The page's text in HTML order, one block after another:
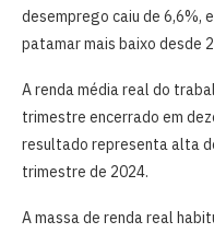
desemprego caiu de 6,6%,
patamar mais baixo desde
A renda média real do
trimestre encerrado em
resultado representa alta
trimestre de 2024.
A massa de renda real